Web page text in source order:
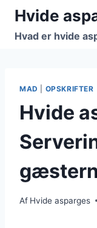
Fortsæt
indhold
Hvide
Hvad er hvide
MAD OPSKRIFTER
Hvide
Af Hvide asparges